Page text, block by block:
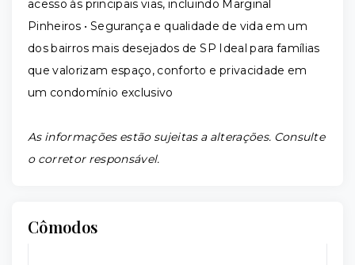
acesso às principais vias, incluindo Marginal
Pinheiros • Segurança e qualidade de vida em um
dos bairros mais desejados de SP Ideal para famílias
que valorizam espaço, conforto e privacidade em
um condomínio exclusivo
As informações estão sujeitas a alterações. Consulte
o corretor responsável.
Cômodos